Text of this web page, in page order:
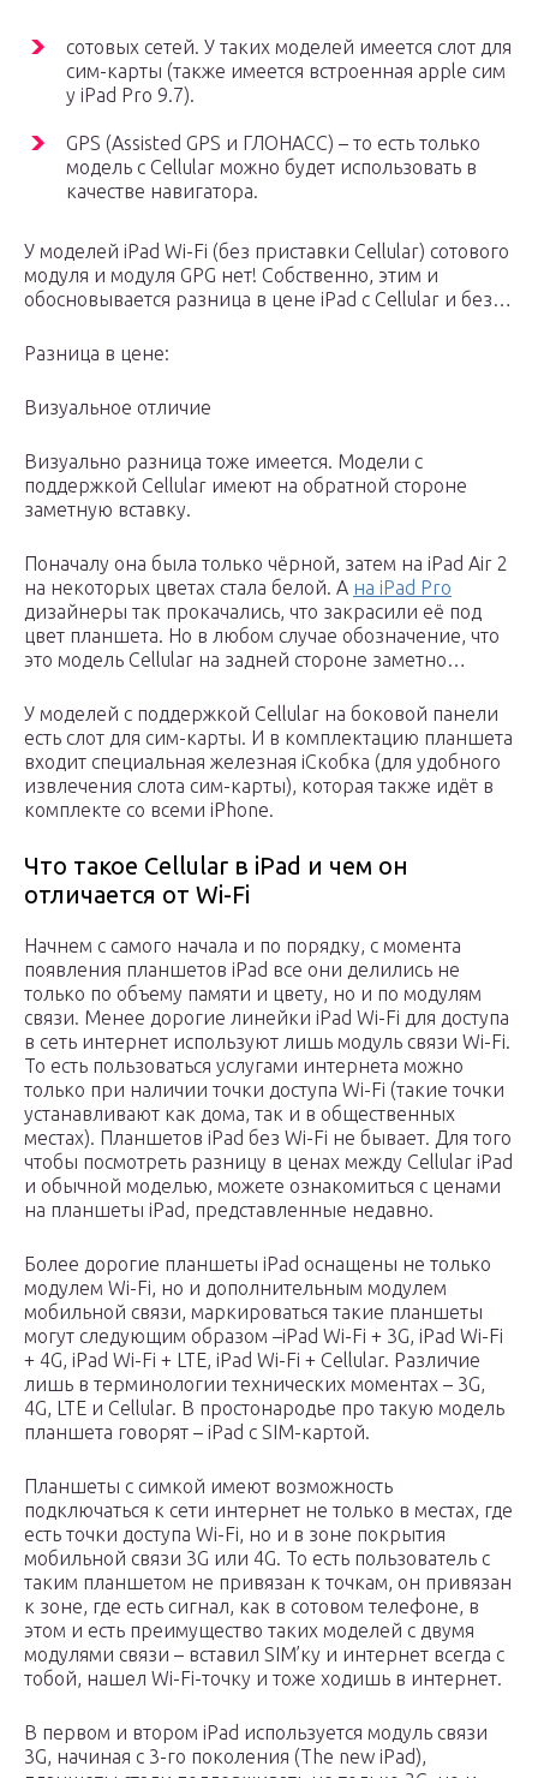
сотовых сетей. У таких моделей имеется слот для
сим-карты (также имеется встроенная apple сим
у iPad Pro 9.7).
GPS (Assisted GPS и ГЛОНАСС) – то есть только
модель с Cellular можно будет использовать в
качестве навигатора.
У моделей iPad Wi-Fi (без приставки Cellular) сотового
модуля и модуля GPG нет! Собственно, этим и
обосновывается разница в цене iPad с Cellular и без…
Разница в цене:
Визуальное отличие
Визуально разница тоже имеется. Модели с
поддержкой Cellular имеют на обратной стороне
заметную вставку.
Поначалу она была только чёрной, затем на iPad Air 2
на некоторых цветах стала белой. А на iPad Pro
дизайнеры так прокачались, что закрасили её под
цвет планшета. Но в любом случае обозначение, что
это модель Cellular на задней стороне заметно…
У моделей с поддержкой Cellular на боковой панели
есть слот для сим-карты. И в комплектацию планшета
входит специальная железная iСкобка (для удобного
извлечения слота сим-карты), которая также идёт в
комплекте со всеми iPhone.
Что такое Cellular в iPad и чем он
отличается от Wi-Fi
Начнем с самого начала и по порядку, с момента
появления планшетов iPad все они делились не
только по объему памяти и цвету, но и по модулям
связи. Менее дорогие линейки iPad Wi-Fi для доступа
в сеть интернет используют лишь модуль связи Wi-Fi.
То есть пользоваться услугами интернета можно
только при наличии точки доступа Wi-Fi (такие точки
устанавливают как дома, так и в общественных
местах). Планшетов iPad без Wi-Fi не бывает. Для того
чтобы посмотреть разницу в ценах между Cellular iPad
и обычной моделью, можете ознакомиться с ценами
на планшеты iPad, представленные недавно.
Более дорогие планшеты iPad оснащены не только
модулем Wi-Fi, но и дополнительным модулем
мобильной связи, маркироваться такие планшеты
могут следующим образом –iPad Wi-Fi + 3G, iPad Wi-Fi
+ 4G, iPad Wi-Fi + LTE, iPad Wi-Fi + Cellular. Различие
лишь в терминологии технических моментах – 3G,
4G, LTE и Cellular. В простонародье про такую модель
планшета говорят – iPad с SIM-картой.
Планшеты с симкой имеют возможность
подключаться к сети интернет не только в местах, где
есть точки доступа Wi-Fi, но и в зоне покрытия
мобильной связи 3G или 4G. То есть пользователь с
таким планшетом не привязан к точкам, он привязан
к зоне, где есть сигнал, как в сотовом телефоне, в
этом и есть преимущество таких моделей с двумя
модулями связи – вставил SIM’ку и интернет всегда с
тобой, нашел Wi-Fi-точку и тоже ходишь в интернет.
В первом и втором iPad используется модуль связи
3G, начиная с 3-го поколения (The new iPad),